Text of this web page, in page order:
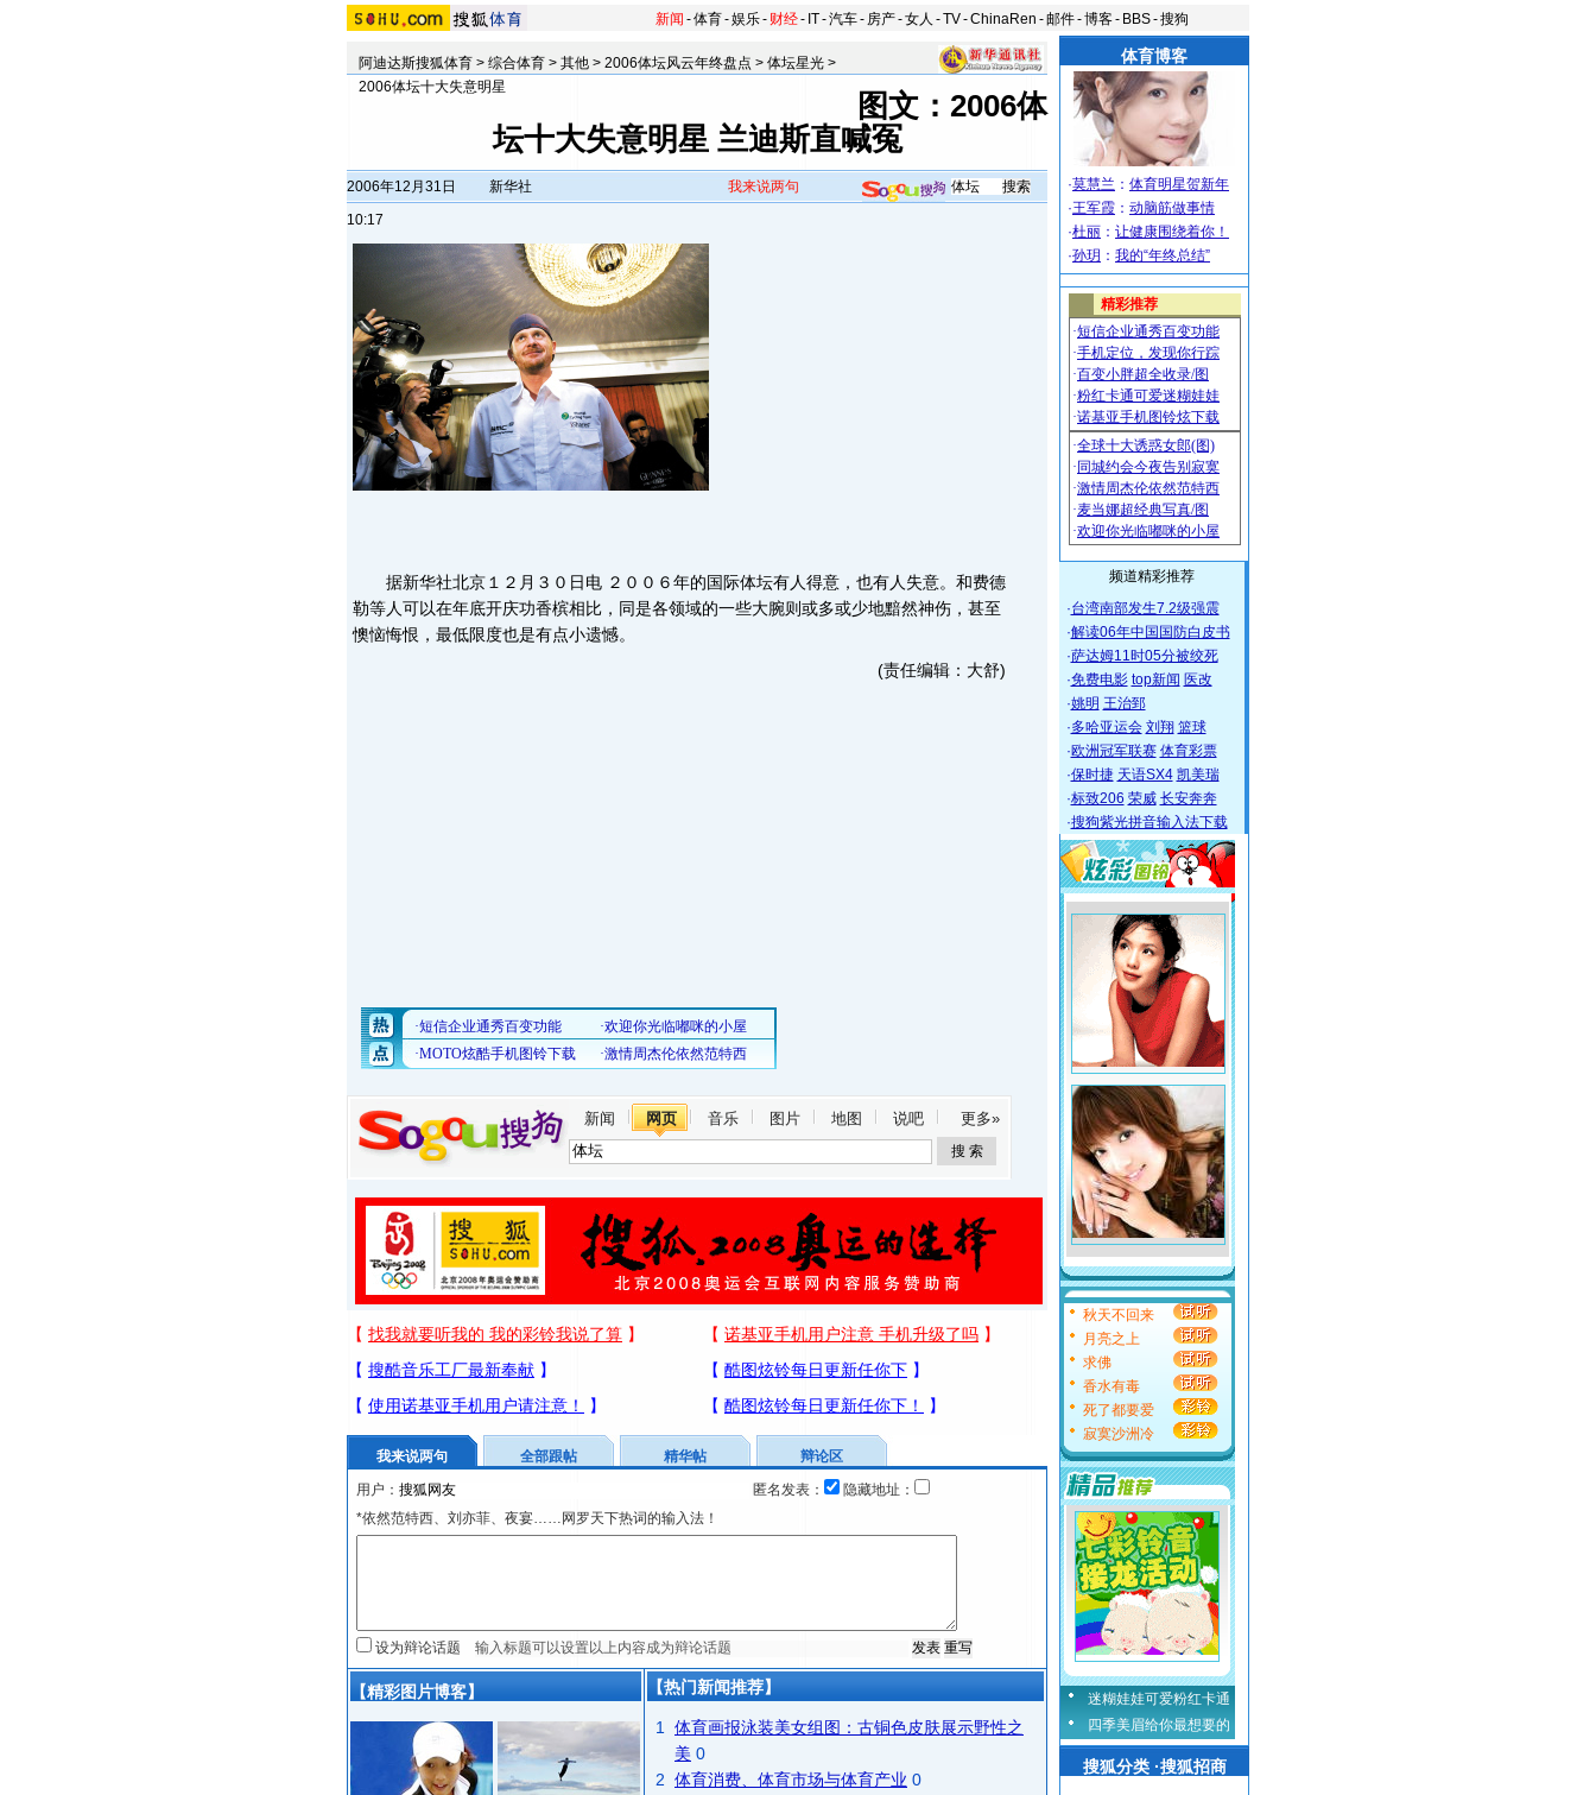
新闻 -体育-娱乐- 财经- IT-汽车- 房产-女人 -TV-ChinaRen -邮件-博客- BBS-搜狗
阿迪达斯搜狐体育 > 综合体育 > 其他 > 2006体坛风云年终盘点 > 体坛星光 >
2006体坛十大失意明星
图文：2006体
坛十大失意明星 兰迪斯直喊冤
2006年12月31日
10:17
新华社 我来说两句
据新华社北京１２月３０日电 ２００６年的国际体坛有人得意，也有人失意。和费德
勒等人可以在年底开庆功香槟相比，同是各领域的一些大腕则或多或少地黯然神伤，甚至
懊恼悔恨，最低限度也是有点小遗憾。
(责任编辑：大舒)
新闻 网页 音乐 图片 地图 说吧 更多»
我来说两句 全部跟帖 精华帖
辩论区
用户：
匿名发表：
隐藏地址：
*依然范特西、刘亦菲、夜宴……网罗天下热词的输入法！
设为辩论话题
【精彩图片博客】 【热门新闻推荐】
1
体育画报泳装美女组图：古铜色皮肤展示野性之
美 0
2 体育消费、体育市场与体育产业 0
体育博客
·莫慧兰 ： 体育明星贺新年
·王军霞 ： 动脑筋做事情
·杜丽 ： 让健康围绕着你！
·孙玥 ： 我的“年终总结”
频道精彩推荐
·台湾南部发生7.2级强震
·解读06年中国国防白皮书
·萨达姆11时05分被绞死
·免费电影 top新闻 医改
·姚明 王治郅
·多哈亚运会 刘翔 篮球
·欧洲冠军联赛 体育彩票
·保时捷 天语SX4 凯美瑞
·标致206 荣威 长安奔奔
·搜狗紫光拼音输入法下载
秋天不回来
月亮之上
求佛
香水有毒
死了都要爱
寂寞沙洲冷
迷糊娃娃可爱粉红卡通
四季美眉给你最想要的
搜狐分类 ·搜狐招商